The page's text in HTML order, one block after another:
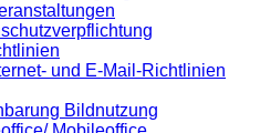
und E-Mail-Richtlinien
Bildnutzung